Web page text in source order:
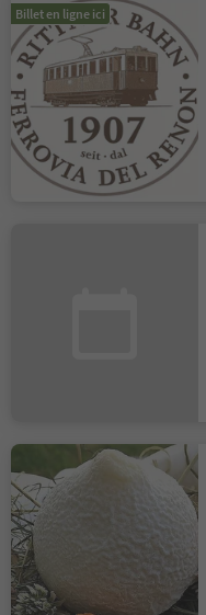
Billet en ligne ici